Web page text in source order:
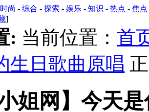
时尚 - 综合 - 探索 - 娱乐 - 知识 - 热点 - 焦点
]
: 当前位置： 首
生日歌曲原唱
小姐网】今天